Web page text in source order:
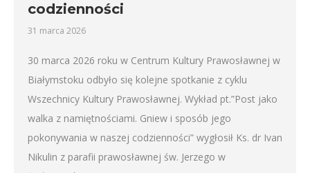
codzienności
31 marca 2026
30 marca 2026 roku w Centrum Kultury Prawosławnej w
Białymstoku odbyło się kolejne spotkanie z cyklu
Wszechnicy Kultury Prawosławnej. Wykład pt.”Post jako
walka z namiętnościami. Gniew i sposób jego
pokonywania w naszej codzienności” wygłosił Ks. dr Ivan
Nikulin z parafii prawosławnej św. Jerzego w